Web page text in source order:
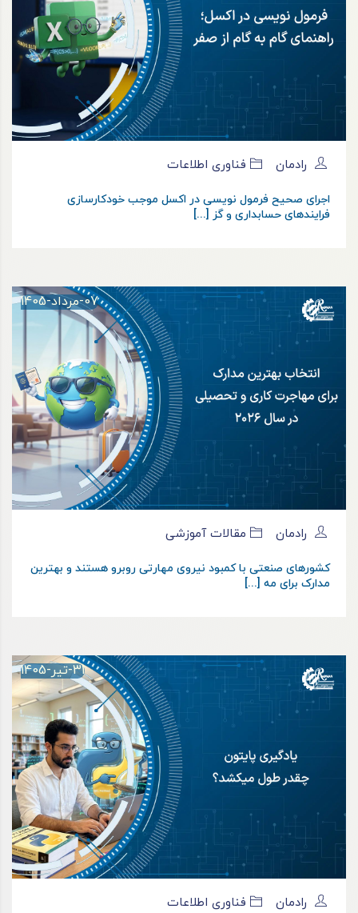
رادمان فناوری اطلاعات
اجرای صحیح فرمول نویسی در اکسل موجب خودکارسازی
فرایندهای حسابداری و گز [...]
07-مرداد-1405
رادمان مقالات آموزشی
کشورهای صنعتی با کمبود نیروی مهارتی روبرو هستند و بهترین
مدارک برای مه [...]
31-تیر-1405
رادمان فناوری اطلاعات